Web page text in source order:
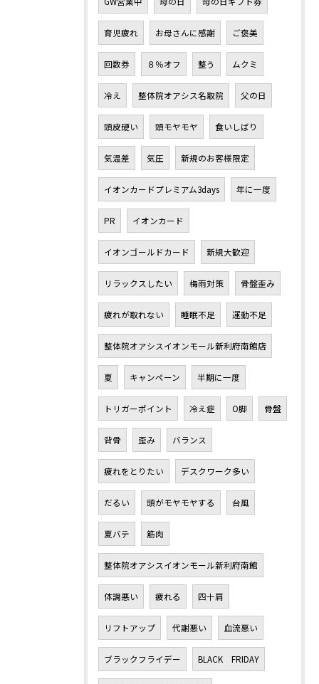
育児疲れ お母さんに感謝 ご褒美
回数券 ８％オフ 整う ムクミ
冷え 整体院オアシス名取院 父の日
頭皮硬い 頭モヤモヤ 食いしばり
気温差 気圧 新規のお客様限定
イオンカードプレミアム3days 年に一度
PR イオンカード
イオンゴールドカード 新規大歓迎
リラックスしたい 梅雨対策 骨盤歪み
疲れが取れない 睡眠不足 運動不足
整体院オアシスイオンモール新利府南館店
夏 キャンペーン 半期に一度
トリガーポイント 冷え症 O脚 骨盤
背骨 歪み バランス
疲れをとりたい デスクワーク多い
だるい 頭がモヤモヤする 台風
夏バテ 筋肉
整体院オアシスイオンモール新利府南館
体調悪い 疲れる 四十肩
リフトアップ 代謝悪い 血流悪い
ブラックフライデー BLACK FRIDAY